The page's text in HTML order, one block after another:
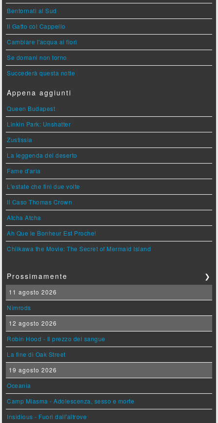
Bentornati al Sud
Il Gatto col Cappello
Cambiare l'acqua ai fiori
Se domani non torno
Succederà questa notte
Appena aggiunti
Queen Budapest
Linkin Park: Unshatter
Zustissia
La leggenda del deserto
Fame d'aria
L'estate che finì due volte
Il Caso Thomas Crown
Atcha Atcha
Ah Que le Bonheur Est Proche!
Chiikawa the Movie: The Secret of Mermaid Island
Prossimamente ❯
11 agosto 2026
Nimrods
12 agosto 2026
Robin Hood - Il prezzo del sangue
La fine di Oak Street
19 agosto 2026
Oceania
Camp Miasma - Adolescenza, sesso e morte
Insidious - Fuori dall'altrove